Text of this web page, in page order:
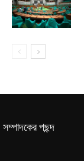
সম্পাদকের পছন্দ